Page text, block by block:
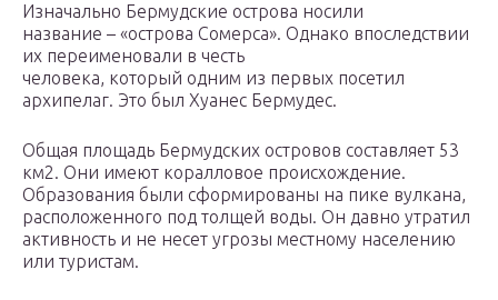
Изначально Бермудские острова носили
название – «острова Сомерса». Однако впоследствии
их переименовали в честь
человека, который одним из первых посетил
архипелаг. Это был Хуанес Бермудес.
Общая площадь Бермудских островов составляет 53
км2. Они имеют коралловое происхождение.
Образования были сформированы на пике вулкана,
расположенного под толщей воды. Он давно утратил
активность и не несет угрозы местному населению
или туристам.